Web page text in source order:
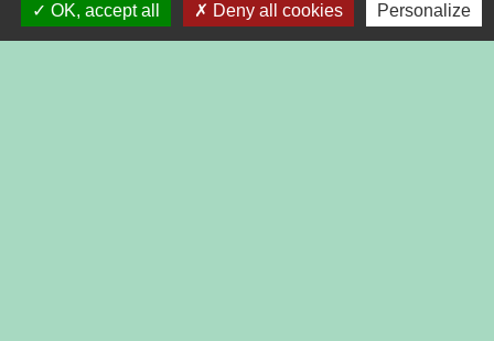
Accès à la contribution
OK, accept all
Deny all cookies Personalize